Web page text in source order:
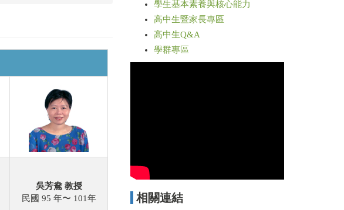
吳芳鴦 教授
民國 95 年〜 101年
學生基本素養與核心能力
高中生暨家長專區
高中生Q&A
學群專區
相關連結